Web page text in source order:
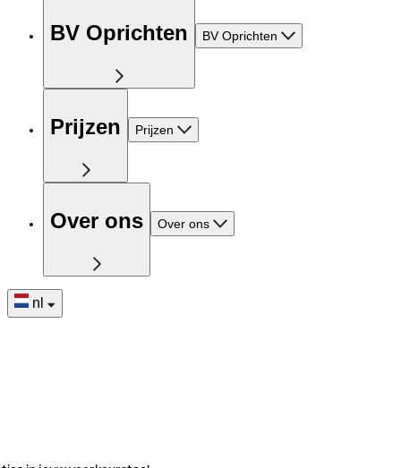
BV Oprichten BV Oprichten
Prijzen Prijzen
Over ons Over ons
nl